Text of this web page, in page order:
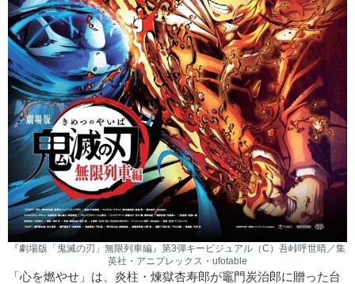
『劇場版「鬼滅の刃」無限列車編』第3弾キービジュアル（C）吾峠呼世晴／集
英社・アニプレックス・ufotable
「心を燃やせ」は、炎柱・煉獄杏寿郎が竈門炭治郎に贈った台